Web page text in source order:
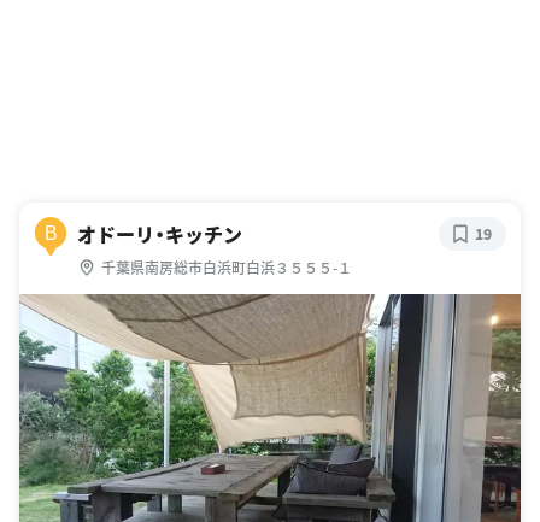
B オドーリ・キッチン
千葉県南房総市白浜町白浜３５５５-１
19